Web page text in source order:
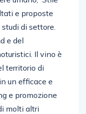
e proposte
di settore.
e del
Il vino è
territorio di
un efficace e
e promozione
molti altri